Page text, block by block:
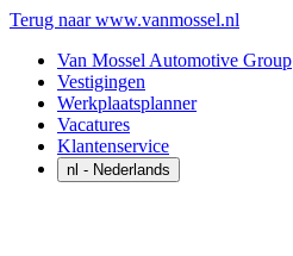
Terug naar www.vanmossel.nl
Van Mossel Automotive Group
Vestigingen
Werkplaatsplanner
Vacatures
Klantenservice
nl - Nederlands